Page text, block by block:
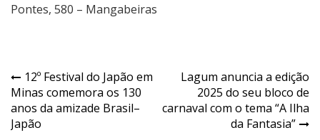
Pontes, 580 – Mangabeiras
Navegação
de
Post
12º Festival do Japão em
Minas comemora os 130
anos da amizade Brasil–
Japão
Lagum anuncia a edição
2025 do seu bloco de
carnaval com o tema “A Ilha
da Fantasia”